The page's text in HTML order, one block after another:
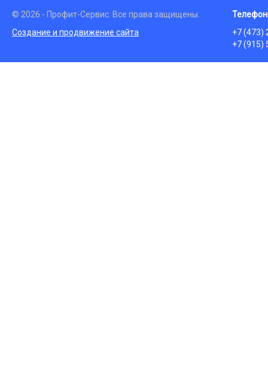
© 2026 - Профит-Сервис. Все права защищены.
Создание и продвижение сайта
+7 (473)
+7 (915)